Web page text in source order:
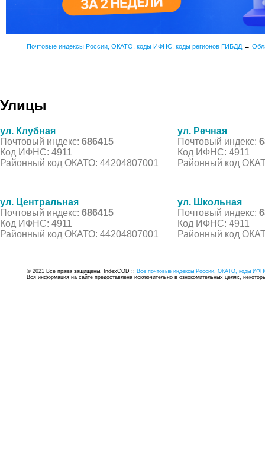
Почтовые индексы России, ОКАТО, коды ИФНС, коды регионов ГИБДД →
Улицы
ул. Клубная
Почтовый индекс: 686415
Код ИФНС: 4911
Районный код ОКАТО: 44204807001
ул. Речная
Почтовый индекс:
Код ИФНС: 4911
Районный код
ул. Центральная
Почтовый индекс: 686415
Код ИФНС: 4911
Районный код ОКАТО: 44204807001
ул. Школьная
Почтовый индекс:
Код ИФНС: 4911
Районный код
© 2021 Все права защищены. IndexCOD :: Все почтовые индексы России, ОКАТО, коды
Вся информация на сайте предоставлена исключительно в ознокомительных целях,